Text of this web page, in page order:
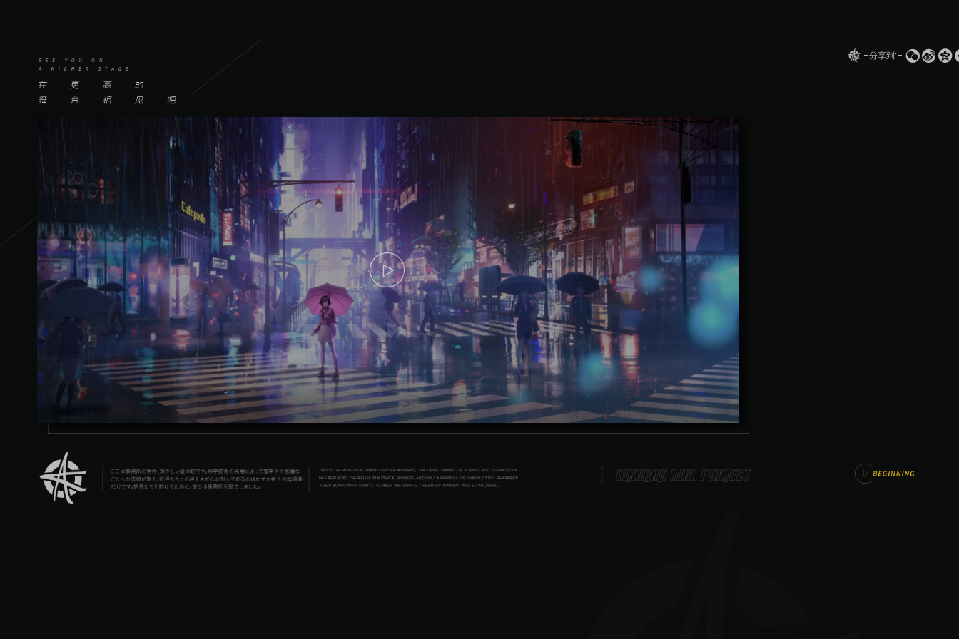
阴阳师偶像企划《代
号：Onmyoji Idol
Project》官网-在更
高的舞台相见吧！
网易游戏
游戏爱好者
我的足迹： 代号：OIP
安卓充值 客服中心
分享到:  
iOS Android
发送验证码
确定